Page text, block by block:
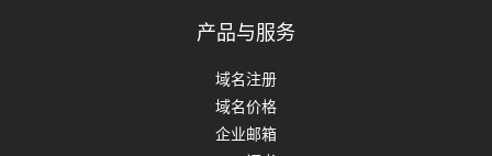
产品与服务
域名注册
域名价格
企业邮箱